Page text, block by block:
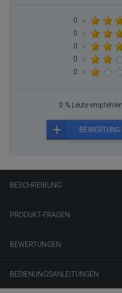
BESCHREIBUNG
PRODUKT-FRAGEN
BEWERTUNGEN
BEDIENUNGSANLEITUNGEN
0
×
0
×
0
×
0
×
0
×
0 % Leute